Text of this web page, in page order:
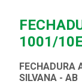
1001/
FECHADURA
SILVANA - AB